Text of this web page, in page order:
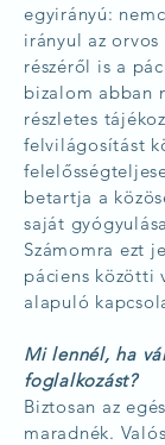
egyirányú:
irányul az
részéről is a
bizalom abban
részletes
felvilágosítást
betartja a
saját
Számomra ezt
páciens közötti
alapuló
Mi lennél, ha
foglalkozást?
Biztosan az
maradnék.